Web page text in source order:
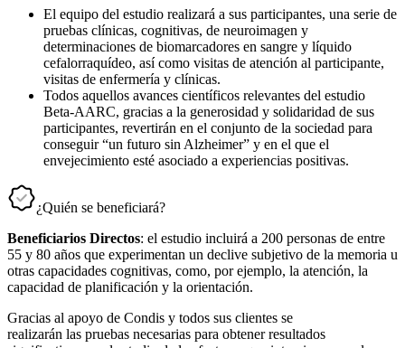
El equipo del estudio realizará a sus participantes, una serie de
pruebas clínicas, cognitivas, de neuroimagen y
determinaciones de biomarcadores en sangre y líquido
cefalorraquídeo, así como visitas de atención al participante,
visitas de enfermería y clínicas.
Todos aquellos avances científicos relevantes del estudio
Beta-AARC, gracias a la generosidad y solidaridad de sus
participantes, revertirán en el conjunto de la sociedad para
conseguir “un futuro sin Alzheimer” y en el que el
envejecimiento esté asociado a experiencias positivas.
¿Quién se beneficiará?
Beneficiarios Directos: el estudio incluirá a 200 personas de entre
55 y 80 años que experimentan un declive subjetivo de la memoria u
otras capacidades cognitivas, como, por ejemplo, la atención, la
capacidad de planificación y la orientación.
Gracias al apoyo de Condis y todos sus clientes se
realizarán las pruebas necesarias para obtener resultados